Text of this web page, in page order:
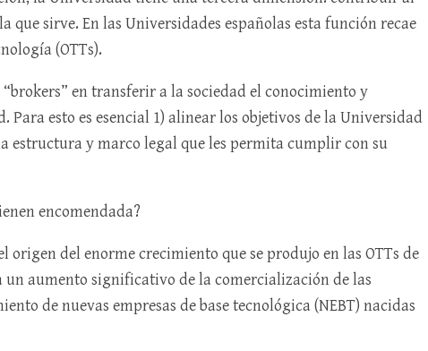
que sirve. En las Universidades españolas esta función recae
(OTTs).
en transferir a la sociedad el conocimiento y
Para esto es esencial 1) alinear los objetivos de la Universidad
estructura y marco legal que les permita cumplir con su
encomendada?
origen del enorme crecimiento que se produjo en las OTTs de
un aumento significativo de la comercialización de las
de nuevas empresas de base tecnológica (NEBT) nacidas